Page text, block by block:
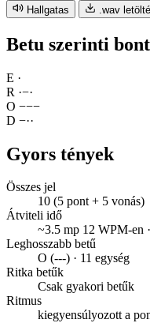
Hallgatas .wav
Betu szerinti
E ·
R ·−·
O −−−
D −··
Gyors tények
Összes jel
10 (5 pont + 5 vonás)
Átviteli idő
~3.5 mp 12 WPM-en
Leghosszabb betű
O (---) · 11 egység
Ritka betűk
Csak gyakori betűk
Ritmus
kiegyensúlyozott a